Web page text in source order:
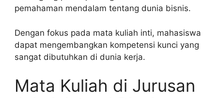
pemahaman mendalam tentang dunia bisnis.
Dengan fokus pada mata kuliah inti, mahasiswa
dapat mengembangkan kompetensi kunci yang
sangat dibutuhkan di dunia kerja.
Mata Kuliah di Jurusan